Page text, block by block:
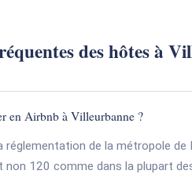
des hôtes à
en Airbnb à Villeurbanne ?
réglementation de la métropole
non 120 comme dans la plupart